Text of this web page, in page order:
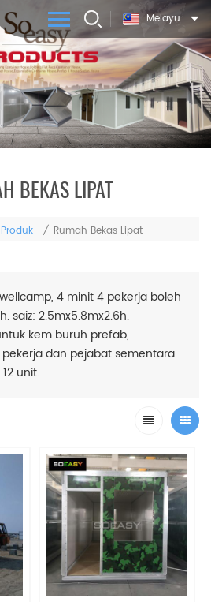
Melayu
BEKAS LIPAT
Produk / Rumah Bekas Lipat
4 minit 4 pekerja boleh
saiz: 2.5mx5.8mx2.6h.
kem buruh prefab,
dan pejabat sementara.
unit.